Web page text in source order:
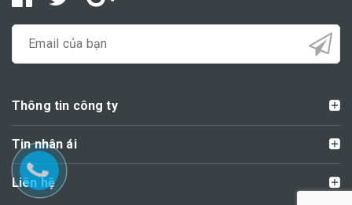
Thông tin công ty
Tin nhân ái
Liên hệ